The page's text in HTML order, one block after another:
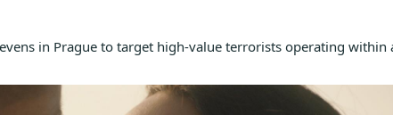
in Prague to target high-value terrorists operating within